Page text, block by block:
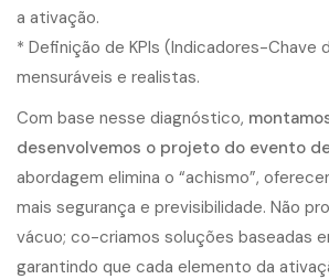
a ativação.
* Definição de KPIs (Indicadores-Chave
mensuráveis e realistas.
Com base nesse diagnóstico,
desenvolvemos o projeto do evento
abordagem elimina o “achismo”,
mais segurança e previsibilidade. Não
vácuo; co-criamos soluções baseadas
garantindo que cada elemento da